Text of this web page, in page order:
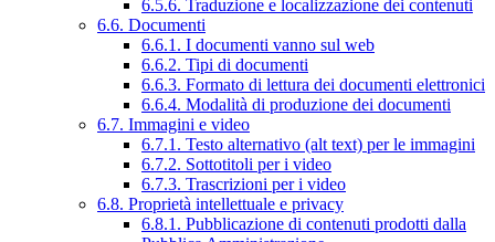
6.5.6. Traduzione e localizzazione dei contenuti
6.6. Documenti
6.6.1. I documenti vanno sul web
6.6.2. Tipi di documenti
6.6.3. Formato di lettura dei documenti elettronici
6.6.4. Modalità di produzione dei documenti
6.7. Immagini e video
6.7.1. Testo alternativo (alt text) per le immagini
6.7.2. Sottotitoli per i video
6.7.3. Trascrizioni per i video
6.8. Proprietà intellettuale e privacy
6.8.1. Pubblicazione di contenuti prodotti dalla